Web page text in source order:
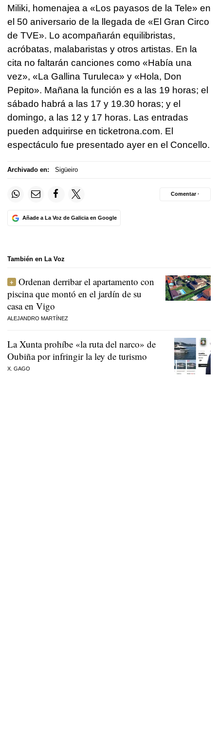
Miliki, homenajea a «Los payasos de la Tele» en
el 50 aniversario de la llegada de «El Gran Circo
de TVE». Lo acompañarán equilibristas,
acróbatas, malabaristas y otros artistas. En la
cita no faltarán canciones como «Había una
vez», «La Gallina Turuleca» y «Hola, Don
Pepito». Mañana la función es a las 19 horas; el
sábado habrá a las 17 y 19.30 horas; y el
domingo, a las 12 y 17 horas. Las entradas
pueden adquirirse en ticketrona.com. El
espectáculo fue presentado ayer en el Concello.
Archivado en: Sigüeiro
Añade a La Voz de Galicia en Google
Comentar ·
También en La Voz
Ordenan derribar el apartamento con
piscina que montó en el jardín de su
casa en Vigo
ALEJANDRO MARTÍNEZ
La Xunta prohíbe «la ruta del narco» de
Oubiña por infringir la ley de turismo
X. GAGO